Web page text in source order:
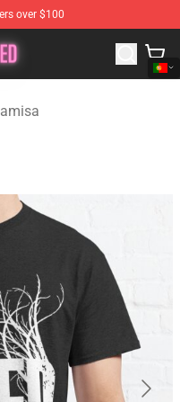
over $100
Merchandise Shop